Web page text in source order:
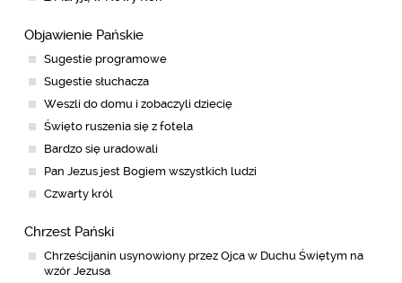
Objawienie Pańskie
Sugestie programowe
Sugestie słuchacza
Weszli do domu i zobaczyli dziecię
Święto ruszenia się z fotela
Bardzo się uradowali
Pan Jezus jest Bogiem wszystkich ludzi
Czwarty król
Chrzest Pański
Chrześcijanin usynowiony przez Ojca w Duchu Świętym na
wzór Jezusa